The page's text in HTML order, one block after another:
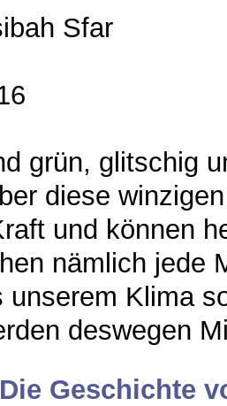
Sfar
grün, glitschig
diese
und können
nämlich jede
unserem Klima
deswegen
Die Geschichte